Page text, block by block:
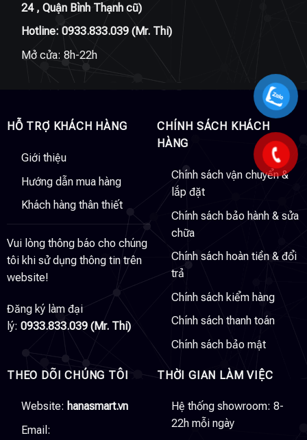
24 , Quận Bình Thạnh cũ)
Hotline: 0933.833.039(Mr. Thi)
Mở cửa: 8h-22h
HỖ TRỢ KHÁCH HÀNG
Giới thiệu
Hướng dẫn mua hàng
Khách hàng thân thiết
Vui lòng thông báo cho chúng
tôi khi sử dụng thông tin trên
website!
Đăng ký làm đại
lý: 0933.833.039 (Mr. Thi)
CHÍNH SÁCH KHÁCH
HÀNG
Chính sách vận chuyển &
lắp đặt
Chính sách bảo hành & sửa
chữa
Chính sách hoàn tiền & đổi
trả
Chính sách kiểm hàng
Chính sách thanh toán
Chính sách bảo mật
THEO DÕI CHÚNG TÔI
Website: hanasmart.vn
Email:
THỜI GIAN LÀM VIỆC
Hệ thống showroom: 8-
22h mỗi ngày